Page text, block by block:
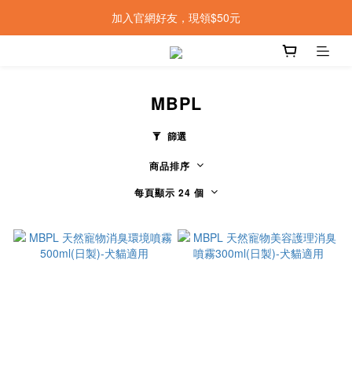
加入官網好友，現領$50元
MBPL
篩選
商品排序
每頁顯示 24 個